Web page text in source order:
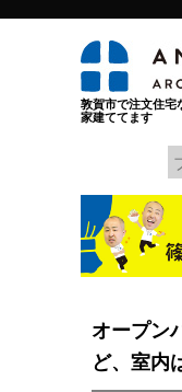
敦賀市で注文住宅
家建ててます
オープン
ど、室内